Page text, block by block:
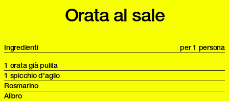
Orata al sale
Ingredienti
per 1 persona
1 orata già pulita
1 spicchio d'aglio
Rosmarino
Alloro